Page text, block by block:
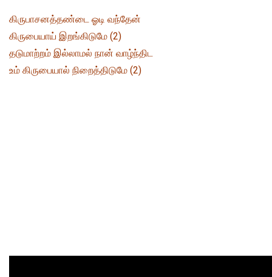
கிருபாசனத்தண்டை ஓடி வந்தேன்
கிருபையாய் இறங்கிடுமே (2)
தடுமாற்றம் இல்லாமல் நான் வாழ்ந்திட
உம் கிருபையால் நிறைத்திடுமே (2)